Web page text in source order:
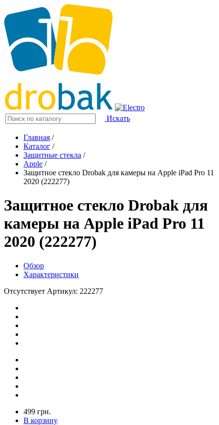
Искать
Главная /
Каталог /
Защитные стекла /
Apple /
Защитное стекло Drobak для камеры на Apple iPad Pro 11
2020 (222277)
Защитное стекло Drobak для
камеры на Apple iPad Pro 11
2020 (222277)
Обзор
Характеристики
Отсутствует Артикул: 222277
499 грн.
В корзину